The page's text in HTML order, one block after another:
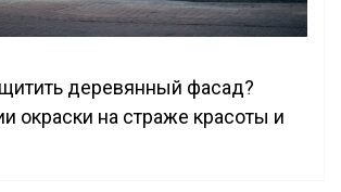
деревянный фасад?
окраски на страже красоты и